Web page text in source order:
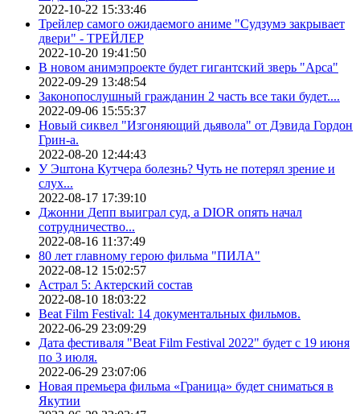
2022-10-22 15:33:46
Трейлер самого ожидаемого аниме "Судзумэ закрывает
двери" - ТРЕЙЛЕР
2022-10-20 19:41:50
В новом анимэпроекте будет гигантский зверь "Арса"
2022-09-29 13:48:54
Законопослушный гражданин 2 часть все таки будет....
2022-09-06 15:55:37
Новый сиквел "Изгоняющий дьявола" от Дэвида Гордон
Грин-а.
2022-08-20 12:44:43
У Эштона Кутчера болезнь? Чуть не потерял зрение и
слух...
2022-08-17 17:39:10
Джонни Депп выиграл суд, а DIOR опять начал
сотрудничество...
2022-08-16 11:37:49
80 лет главному герою фильма "ПИЛА"
2022-08-12 15:02:57
Астрал 5: Актерский состав
2022-08-10 18:03:22
Beat Film Festival: 14 документальных фильмов.
2022-06-29 23:09:29
Дата фестиваля "Beat Film Festival 2022" будет с 19 июня
по 3 июля.
2022-06-29 23:07:06
Новая премьера фильма «Граница» будет сниматься в
Якутии